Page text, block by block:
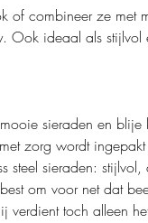
of combineer ze met
Ook ideaal als stijlvol
sieraden en
zorg wordt
steel sieraden: stijlvol,
om voor net dat
verdient toch alleen